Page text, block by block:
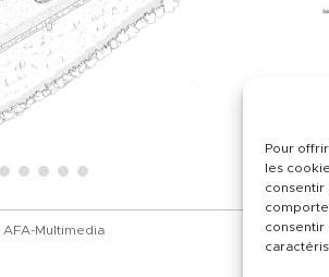
Pour
les
consentir
consentir
AFA-Multimedia